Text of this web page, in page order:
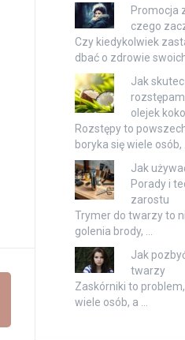
Promocja
czego
Czy kiedykolwiek
dbać o zdrowie
Jak
olejek
Rozstępy to
boryka się wiele osób, …
Jak
Porady i
zarostu
Trymer do twarzy to
golenia brody, …
Jak
twarzy
Zaskórniki to
wiele osób, a …